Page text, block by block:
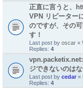
正直に言うと、
VPN リピーター
のですが、その
す！
Last post by oscar «
Replies: 4
ジできないのは
Last post by cedar «
Replies: 4